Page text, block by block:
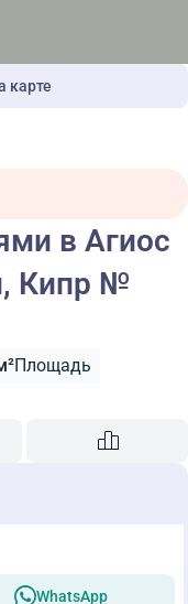
карте
в Агиос
Кипр №
Площадь
WhatsApp